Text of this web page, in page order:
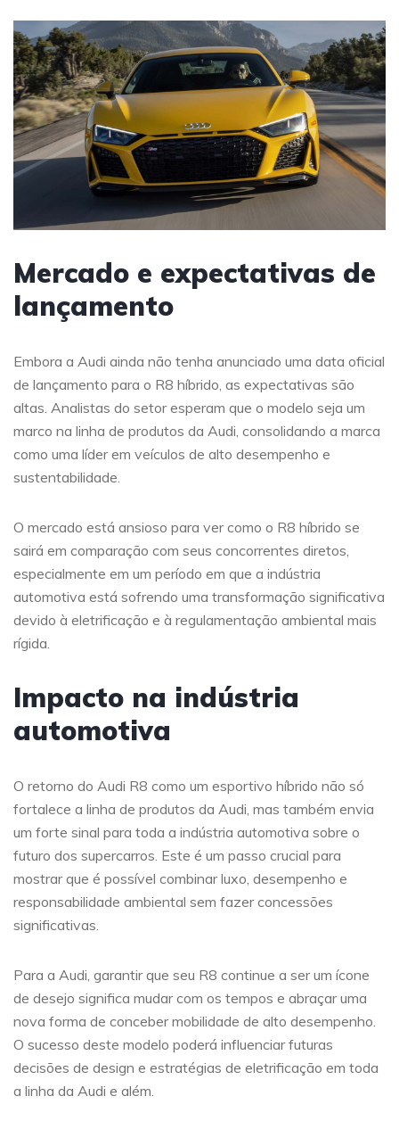
Mercado e expectativas de
lançamento
Embora a Audi ainda não tenha anunciado uma data oficial
de lançamento para o R8 híbrido, as expectativas são
altas. Analistas do setor esperam que o modelo seja um
marco na linha de produtos da Audi, consolidando a marca
como uma líder em veículos de alto desempenho e
sustentabilidade.
O mercado está ansioso para ver como o R8 híbrido se
sairá em comparação com seus concorrentes diretos,
especialmente em um período em que a indústria
automotiva está sofrendo uma transformação significativa
devido à eletrificação e à regulamentação ambiental mais
rígida.
Impacto na indústria
automotiva
O retorno do Audi R8 como um esportivo híbrido não só
fortalece a linha de produtos da Audi, mas também envia
um forte sinal para toda a indústria automotiva sobre o
futuro dos supercarros. Este é um passo crucial para
mostrar que é possível combinar luxo, desempenho e
responsabilidade ambiental sem fazer concessões
significativas.
Para a Audi, garantir que seu R8 continue a ser um ícone
de desejo significa mudar com os tempos e abraçar uma
nova forma de conceber mobilidade de alto desempenho.
O sucesso deste modelo poderá influenciar futuras
decisões de design e estratégias de eletrificação em toda
a linha da Audi e além.